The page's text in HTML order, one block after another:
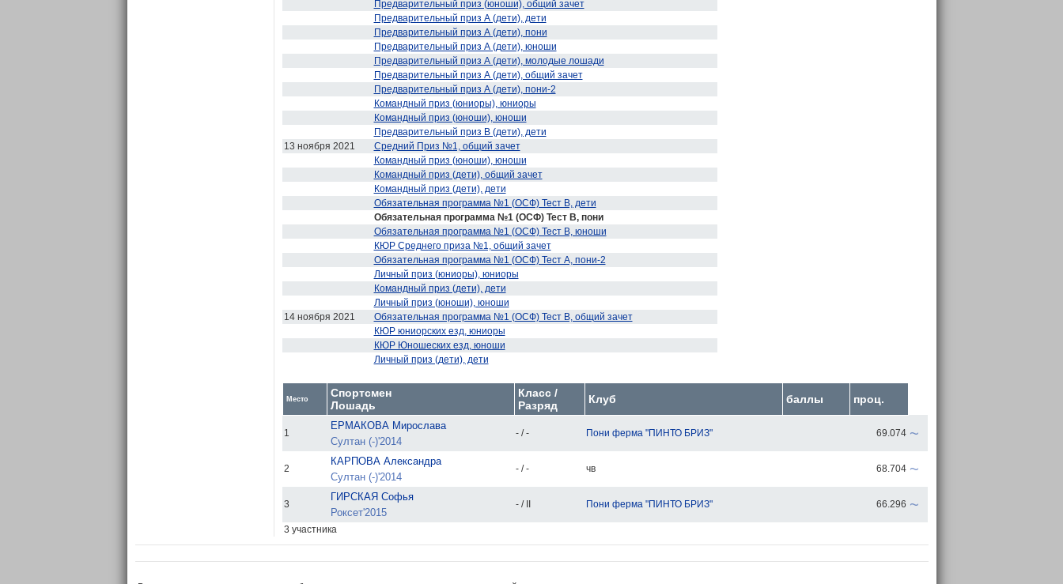
Предварительный приз (юноши), общий зачет
Предварительный приз А (дети), дети
Предварительный приз А (дети), пони
Предварительный приз А (дети), юноши
Предварительный приз А (дети), молодые лошади
Предварительный приз А (дети), общий зачет
Предварительный приз А (дети), пони-2
Командный приз (юниоры), юниоры
Командный приз (юноши), юноши
Предварительный приз В (дети), дети
13 ноября 2021
Средний Приз №1, общий зачет
Командный приз (юноши), юноши
Командный приз (дети), общий зачет
Командный приз (дети), дети
Обязательная программа №1 (ОСФ) Тест В, дети
Обязательная программа №1 (ОСФ) Тест В, пони
Обязательная программа №1 (ОСФ) Тест В, юноши
КЮР Среднего приза №1, общий зачет
Обязательная программа №1 (ОСФ) Тест А, пони-2
Личный приз (юниоры), юниоры
Командный приз (дети), дети
Личный приз (юноши), юноши
14 ноября 2021
Обязательная программа №1 (ОСФ) Тест В, общий зачет
КЮР юниорских езд, юниоры
КЮР Юношеских езд, юноши
Личный приз (дети), дети
Место
Спортсмен
Лошадь
Класс /
Разряд
Клуб баллы проц.
1
ЕРМАКОВА Мирослава
Султан (-)'2014
- / - Пони ферма "ПИНТО БРИЗ" 69.074 ~
2
КАРПОВА Александра
Султан (-)'2014
- / - чв 68.704 ~
3
ГИРСКАЯ Софья
Роксет'2015
- / II Пони ферма "ПИНТО БРИЗ" 66.296 ~
3 участника